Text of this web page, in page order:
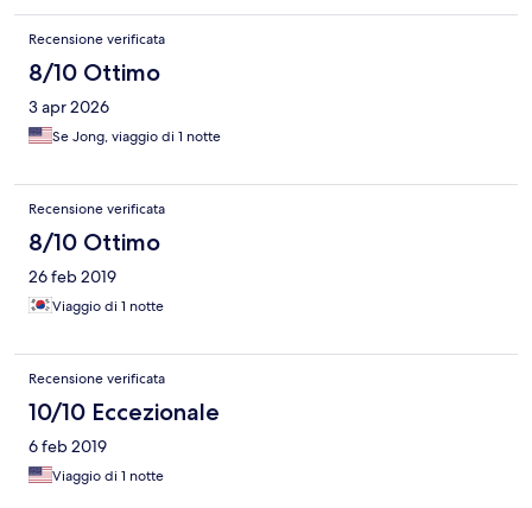
Recensione verificata
8/10 Ottimo
3 apr 2026
Se Jong, viaggio di 1 notte
Recensione verificata
8/10 Ottimo
26 feb 2019
Viaggio di 1 notte
Recensione verificata
10/10 Eccezionale
6 feb 2019
Viaggio di 1 notte